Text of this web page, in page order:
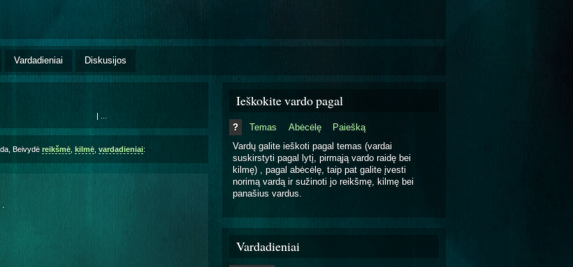
Vardadieniai Diskusijos
|
Beivydė reikšmė kilmė vardadieniai:
Ieškokite vardo pagal
? Temas Abėcėlę
Paiešką
Vardų galite ieškoti pagal temas (vardai
suskirstyti pagal lytį, pirmąją vardo raidę bei
kilmę) , pagal abėcėlę, taip pat galite įvesti
norimą vardą ir sužinoti jo reikšmę, kilmę bei
panašius vardus.
Vardadieniai